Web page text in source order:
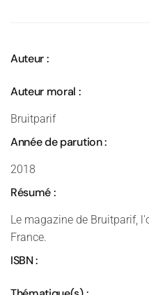
Auteur :
Auteur moral :
Bruitparif
Année de parution :
2018
Résumé :
Le magazine de Bruitparif,
France.
ISBN :